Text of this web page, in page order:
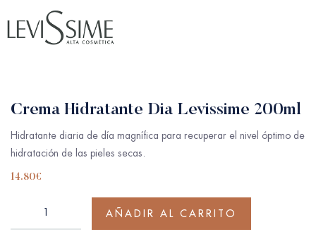
Crema Hidratante Dia Levissime 200ml
Hidratante diaria de día magnífica para recuperar el nivel óptimo de
hidratación de las pieles secas.
14.80€
AÑADIR AL CARRITO